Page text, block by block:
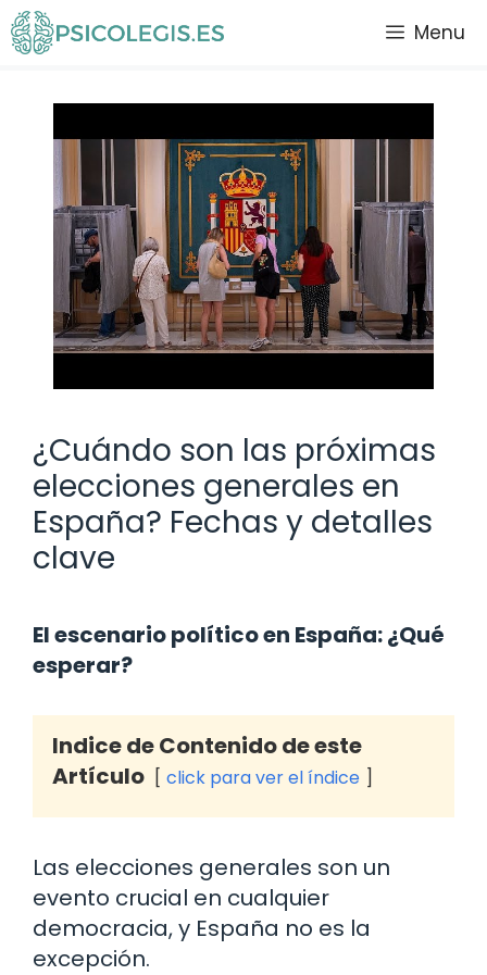
Saltar
al
Menu
¿Cuándo son las próximas
elecciones generales en
España? Fechas y detalles
clave
El escenario político en España: ¿Qué
esperar?
Indice de Contenido de este
Artículo
click para ver el índice
Las elecciones generales son un
evento crucial en cualquier
democracia, y España no es la
excepción.